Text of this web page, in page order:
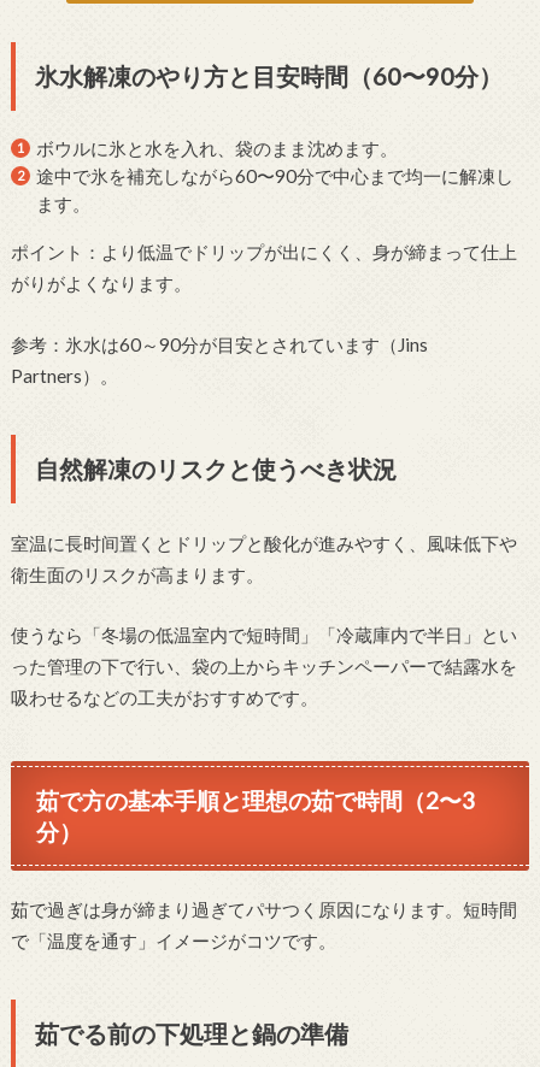
氷水解凍のやり方と目安時間（60〜90分）
ボウルに氷と水を入れ、袋のまま沈めます。
途中で氷を補充しながら60〜90分で中心まで均一に解凍し
ます。
ポイント：より低温でドリップが出にくく、身が締まって仕上
がりがよくなります。
参考：氷水は60～90分が目安とされています（Jins
Partners）。
自然解凍のリスクと使うべき状況
室温に長时间置くとドリップと酸化が進みやすく、風味低下や
衛生面のリスクが高まります。
使うなら「冬場の低温室内で短時間」「冷蔵庫内で半日」とい
った管理の下で行い、袋の上からキッチンペーパーで結露水を
吸わせるなどの工夫がおすすめです。
茹で方の基本手順と理想の茹で時間（2〜3
分）
茹で過ぎは身が締まり過ぎてパサつく原因になります。短時間
で「温度を通す」イメージがコツです。
茹でる前の下処理と鍋の準備